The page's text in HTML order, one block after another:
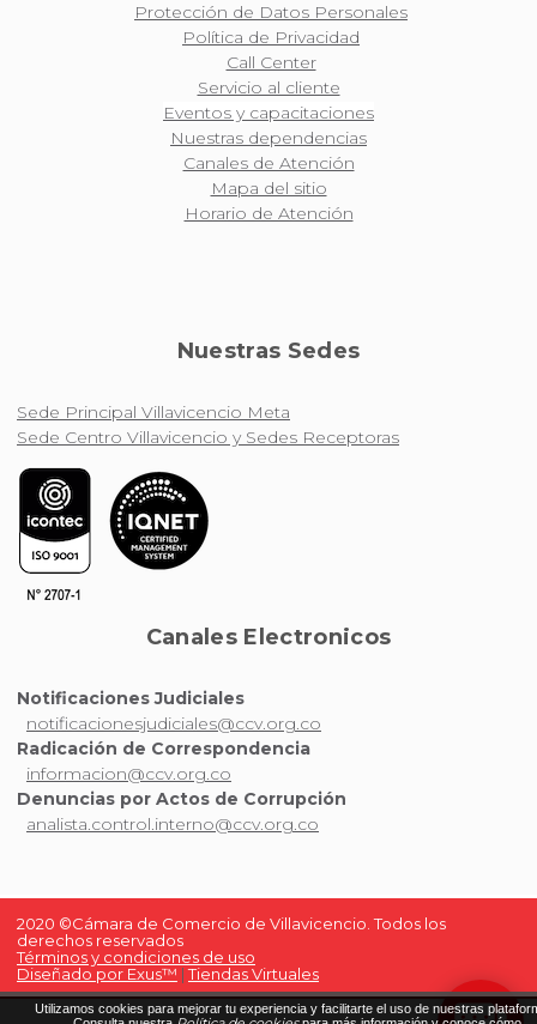
Protección de Datos Personales
Política de Privacidad
Call Center
Servicio al cliente
Eventos y capacitaciones
Nuestras dependencias
Canales de Atención
Mapa del sitio
Horario de Atención
Nuestras Sedes
Sede Principal Villavicencio Meta
Sede Centro Villavicencio y Sedes Receptoras
Canales Electronicos
Notificaciones Judiciales
notificacionesjudiciales@ccv.org.co
Radicación de Correspondencia
informacion@ccv.org.co
Denuncias por Actos de Corrupción
analista.control.interno@ccv.org.co
2020 ©Cámara de Comercio de Villavicencio. Todos los
derechos reservados
Términos y condiciones de uso
Diseñado por Exus™ |Tiendas Virtuales
Utilizamos cookies para mejorar tu experiencia y facilitarte el uso de nuestras